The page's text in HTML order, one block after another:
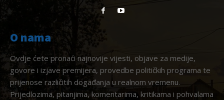
O nama
Ovdje ćete pronaći najnovije vijesti, objave za medije,
govore i izjave premijera, provedbe političkih programa te
prijenose različitih događanja u realnom vremenu.
Prijedlozima, pitanjima, komentarima, kritikama i pohvalama